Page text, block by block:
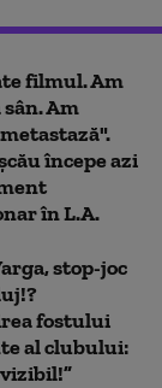
filmul. Am
Am
începe azi
în L.A.
stop-joc
fostului
al clubului: